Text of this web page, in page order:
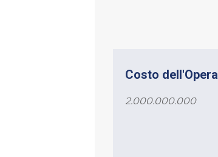
Costo dell'Opera
2.000.000.000